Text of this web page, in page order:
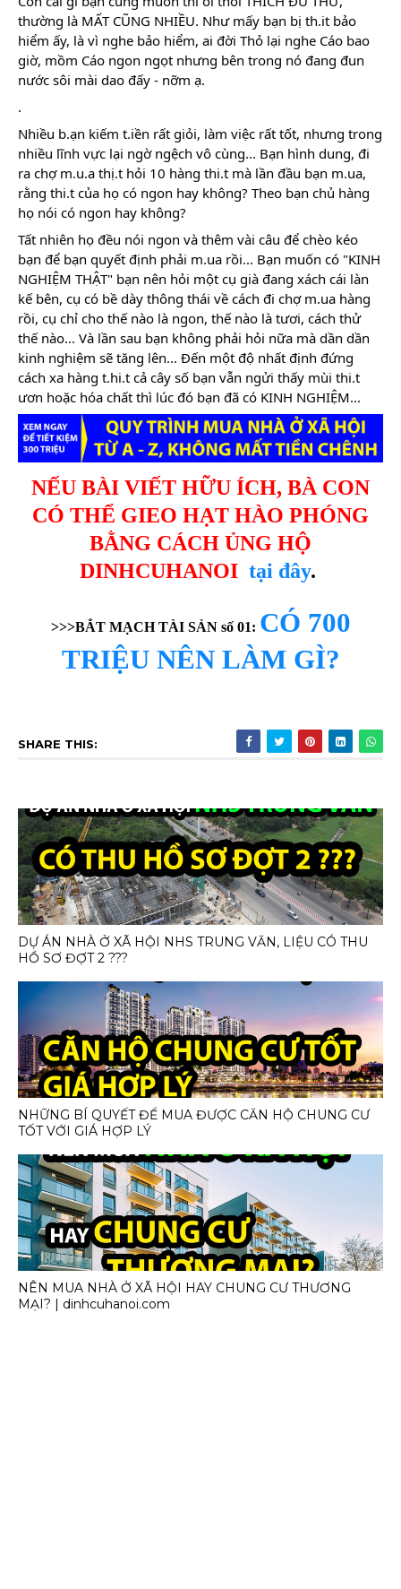
thường là MẤT CŨNG NHIỀU. Như mấy bạn bị th.it bảo
hiểm ấy, là vì nghe bảo hiểm, ai đời Thỏ lại nghe Cáo bao
giờ, mồm Cáo ngon ngọt nhưng bên trong nó đang đun
nước sôi mài dao đấy - nỡm ạ.
.
Nhiều b.ạn kiếm t.iền rất giỏi, làm việc rất tốt, nhưng trong
nhiều lĩnh vực lại ngờ ngệch vô cùng... Bạn hình dung, đi
ra chợ m.u.a thị.t hỏi 10 hàng thi.t mà lần đầu bạn m.ua,
rằng thi.t của họ có ngon hay không? Theo bạn chủ hàng
họ nói có ngon hay không?
Tất nhiên họ đều nói ngon và thêm vài câu để chèo kéo
bạn để bạn quyết định phải m.ua rồi... Bạn muốn có "KINH
NGHIỆM THẬT" bạn nên hỏi một cụ già đang xách cái làn
kế bên, cụ có bề dày thông thái về cách đi chợ m.ua hàng
rồi, cụ chỉ cho thế nào là ngon, thế nào là tươi, cách thử
thế nào... Và lần sau bạn không phải hỏi nữa mà dần dần
kinh nghiệm sẽ tăng lên... Đến một độ nhất định đứng
cách xa hàng t.hi.t cả cây số bạn vẫn ngửi thấy mùi thi.t
ươn hoặc hóa chất thì lúc đó bạn đã có KINH NGHIỆM...
NẾU BÀI VIẾT HỮU ÍCH, BÀ CON
CÓ THỂ GIEO HẠT HÀO PHÓNG
BẰNG CÁCH ỦNG HỘ
DINHCUHANOI tại đây.
>>>BẮT MẠCH TÀI SẢN số 01: CÓ 700
TRIỆU NÊN LÀM GÌ?
SHARE THIS:
DỰ ÁN NHÀ Ở XÃ HỘI NHS TRUNG VĂN, LIỆU CÓ THU
HỒ SƠ ĐỢT 2 ???
NHỮNG BÍ QUYẾT ĐỂ MUA ĐƯỢC CĂN HỘ CHUNG CƯ
TỐT VỚI GIÁ HỢP LÝ
NÊN MUA NHÀ Ở XÃ HỘI HAY CHUNG CƯ THƯƠNG
MẠI? | dinhcuhanoi.com